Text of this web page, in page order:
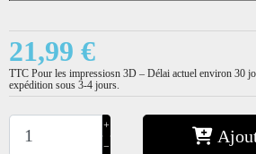
21,99 €
TTC Pour les impressiosn 3D – Délai actuel environ 30
expédition sous 3-4 jours.
+
−